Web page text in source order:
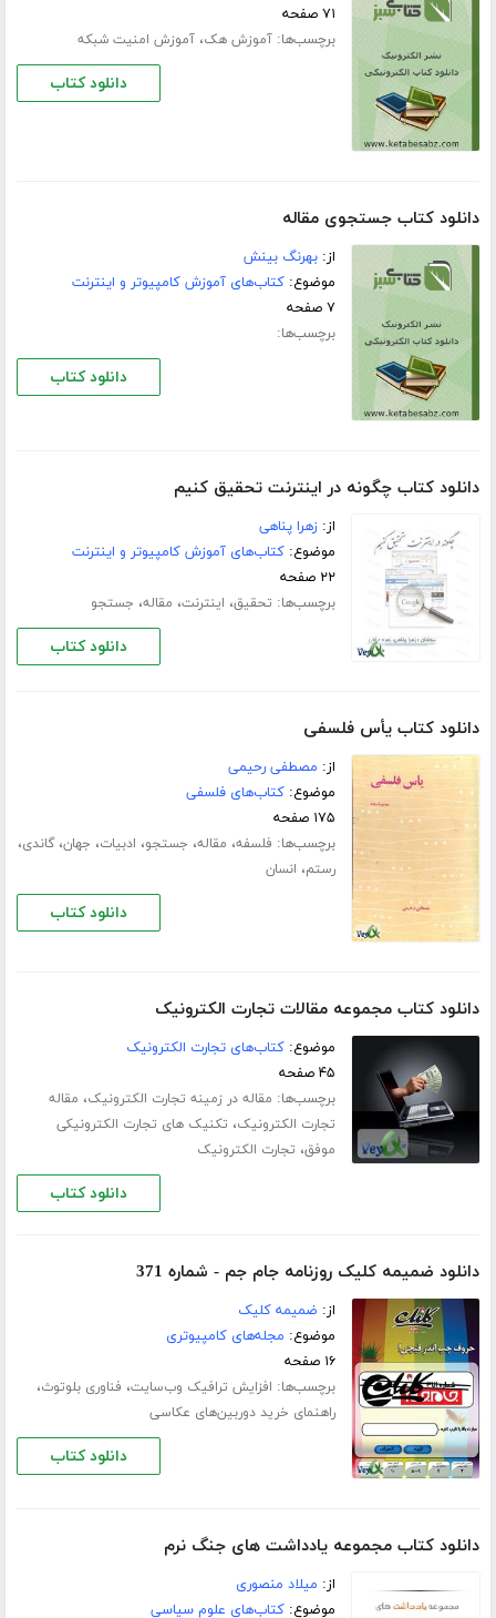
۷۱ صفحه
برچسب‌ها:آموزش هک،آموزش امنیت شبکه
دانلود کتاب
دانلود کتاب جستجوی مقاله
از:بهرنگ بینش
موضوع:کتاب‌های آموزش کامپیوتر و اینترنت
۷ صفحه
برچسب‌ها:
دانلود کتاب
دانلود کتاب چگونه در اینترنت تحقیق کنیم
از:زهرا پناهی
موضوع:کتاب‌های آموزش کامپیوتر و اینترنت
۲۲ صفحه
برچسب‌ها: تحقیق، اینترنت، مقاله، جستجو
دانلود کتاب
دانلود کتاب یأس فلسفی
از: مصطفی رحیمی
موضوع:کتاب‌های فلسفی
۱۷۵ صفحه
برچسب‌ها: فلسفه، مقاله، جستجو، ادبیات، جهان،گاندی،
رستم، انسان
دانلود کتاب
دانلود کتاب مجموعه مقالات تجارت الکترونیک
موضوع:کتاب‌های تجارت الکترونیک
۴۵ صفحه
برچسب‌ها: مقاله در زمینه تجارت الکترونیک، مقاله
تجارت الکترونیک، تکنیک های تجارت الکترونیکی
موفق، تجارت الکترونیک
دانلود کتاب
دانلود ضمیمه کلیک روزنامه جام جم - شماره 371
از: ضمیمه کلیک
موضوع: مجله‌های کامپیوتری
۱۶ صفحه
برچسب‌ها: افزایش ترافیک وب‌سایت، فناوری بلوتوث،
راهنمای خرید دوربین‌های عکاسی
دانلود کتاب
دانلود کتاب مجموعه یادداشت های جنگ نرم
از: میلاد منصوری
موضوع:کتاب‌های علوم سیاسی